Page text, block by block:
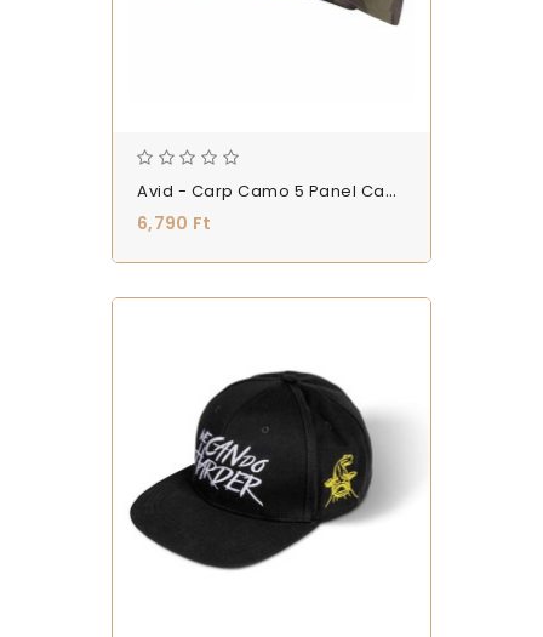
Avid - Carp Camo 5 Panel Cap - Baseball Sapka - (A0620140)
6,790 Ft